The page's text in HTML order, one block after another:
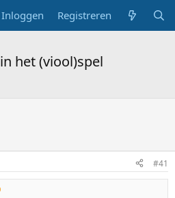
Inloggen Registreren
het (viool)spel
#41